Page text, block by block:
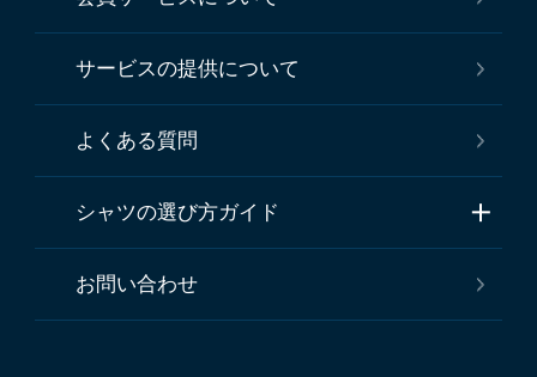
サービスの提供について
よくある質問
シャツの選び方ガイド
お問い合わせ